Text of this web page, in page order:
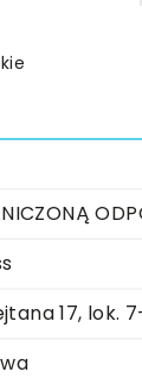
17, lok.